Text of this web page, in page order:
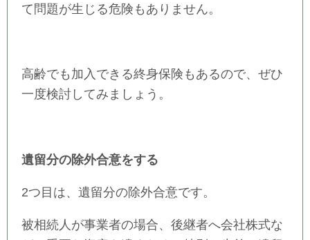
て問題が生じる危険もありません。
高齢でも加入できる終身保険もあるので、ぜひ
一度検討してみましょう。
遺留分の除外合意をする
2つ目は、遺留分の除外合意です。
被相続人が事業者の場合、後継者へ会社株式な